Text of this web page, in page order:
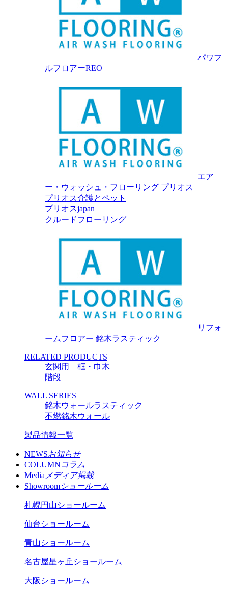
パワフ
ルフロアーREO
エア
ー・ウォッシュ・フローリング プリオス
プリオス介護とペット
プリオスjapan
クルードフローリング
リフォ
ームフロアー 銘木ラスティック
RELATED PRODUCTS
玄関用 框・巾木
階段
WALL SERIES
銘木ウォールラスティック
不燃銘木ウォール
製品情報一覧
NEWSお知らせ
COLUMNコラム
Media メディア掲載
Showroomショールーム
札幌円山ショールーム
仙台ショールーム
青山ショールーム
名古屋星ヶ丘ショールーム
大阪ショールーム